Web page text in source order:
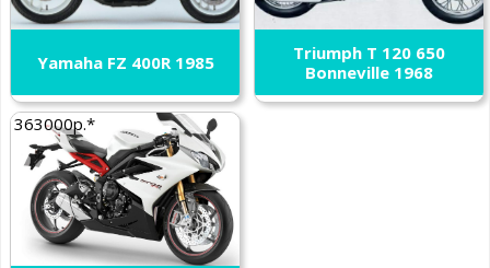
Yamaha FZ 400R 1985
Triumph T 120 650
Bonneville 1968
363000р.*